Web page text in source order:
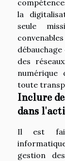
la
seule
des
numérique
toute
Inclure
dans
Il est fait
gestion